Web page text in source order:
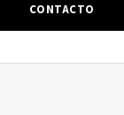
CONTACTO